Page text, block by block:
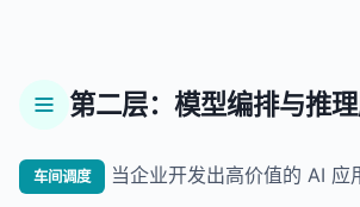
第二层：模型编排与推
车间调度
当企业开发出高价值的 AI 应